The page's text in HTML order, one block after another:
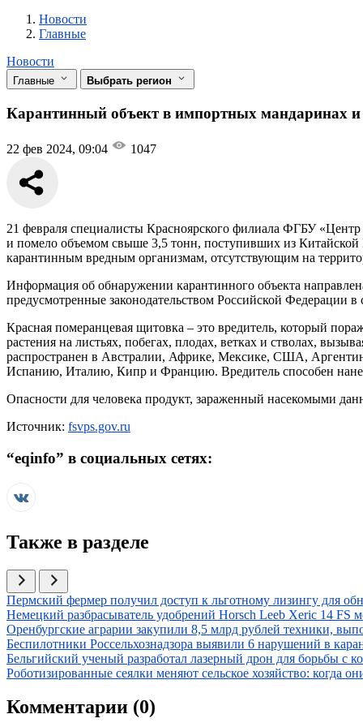
Новости
Разделы
Новости
Главные
Новости
Главные Выбрать регион
Карантинный объект в импортных мандаринах
22 фев 2024, 09:04 1047
21 февраля специалисты Красноярского филиала ФГБУ
и помело объемом свыше 3,5 тонн, поступивших из
карантинным вредным организмам, отсутствующим на
Информация об обнаружении карантинного объекта
предусмотренные законодательством Российской Федерации
Красная померанцевая щитовка – это вредитель, который
растения на листьях, побегах, плодах, ветках и стволах,
распространен в Австралии, Африке, Мексике, США,
Испанию, Италию, Кипр и Францию. Вредитель способен
Опасности для человека продукт, зараженный насекомыми
Источник: fsvps.gov.ru
“eqinfo” в социальных сетях:
Также в разделе
Иллюстрация новости
Пермский фермер получил доступ к льготному лизингу для
Иллюстрация новости
Немецкий разбрасыватель удобрений Horsch Leeb Xeric 14 FS
Иллюстрация новости
Оренбургские аграрии закупили 8,5 млрд рублей техники,
Иллюстрация новости
Беспилотники Россельхознадзора выявили 6 нарушений в
Иллюстрация новости
Бельгийский ученый разработал лазерный дрон для борьбы с
Иллюстрация новости
Роботизированные сеялки меняют сельское хозяйство: когда
Комментарии (0)